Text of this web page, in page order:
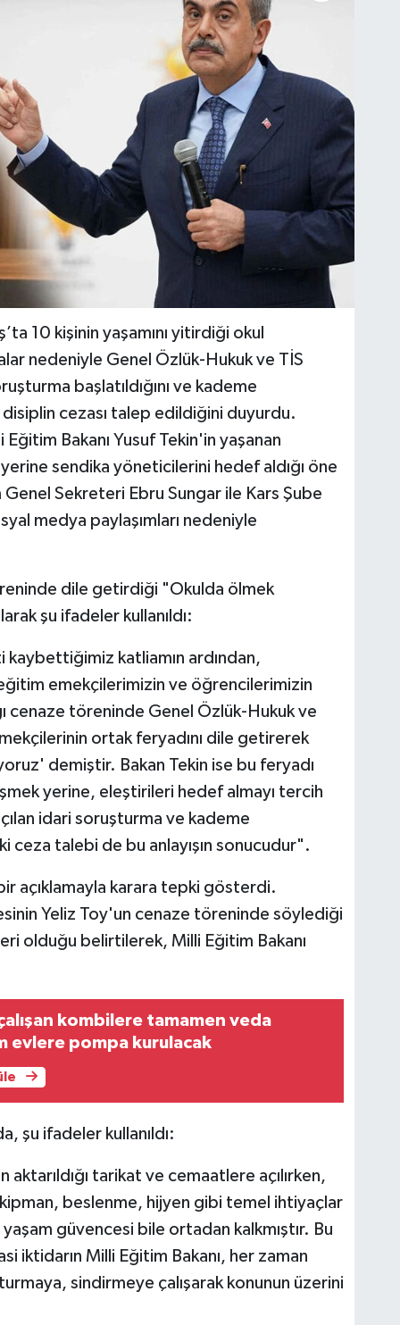
10 kişinin yaşamını yitirdiği okul
nedeniyle Genel Özlük-Hukuk ve TİS
başlatıldığını ve kademe
cezası talep edildiğini duyurdu.
Bakanı Yusuf Tekin'in yaşanan
sendika yöneticilerini hedef aldığı öne
Sekreteri Ebru Sungar ile Kars Şube
medya paylaşımları nedeniyle
dile getirdiği "Okulda ölmek
şu ifadeler kullanıldı:
katliamın ardından,
emekçilerimizin ve öğrencilerimizin
cenaze töreninde Genel Özlük-Hukuk ve
ortak feryadını dile getirerek
demiştir. Bakan Tekin ise bu feryadı
yerine, eleştirileri hedef almayı tercih
idari soruşturma ve kademe
ceza talebi de bu anlayışın sonucudur".
açıklamayla karara tepki gösterdi.
Yeliz Toy'un cenaze töreninde söylediği
olduğu belirtilerek, Milli Eğitim Bakanı
kombilere tamamen veda
evlere pompa kurulacak
şu ifadeler kullanıldı:
aktarıldığı tarikat ve cemaatlere açılırken,
beslenme, hijyen gibi temel ihtiyaçlar
güvencesi bile ortadan kalkmıştır. Bu
iktidarın Milli Eğitim Bakanı, her zaman
sindirmeye çalışarak konunun üzerini